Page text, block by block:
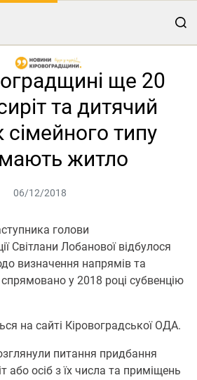
ще 20
та дитячий
сімейного типу
житло
06/12/2018
голови
Світлани Лобанової відбулося
визначення напрямів та
спрямовано у 2018 році субвенцію
на сайті Кіровоградської ОДА.
питання придбання
або осіб з їх числа та приміщень